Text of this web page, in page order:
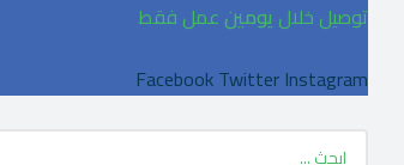
توصيل خلال يومينعمل فقط
FacebookTwitter Instagram